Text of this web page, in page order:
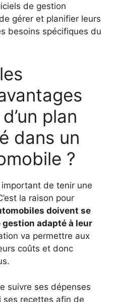
de gestion
gérer et planifier leurs
besoins spécifiques du
plan
dans un
?
de tenir une
la raison pour
doivent se
gestion adapté à leur
va permettre aux
coûts et donc
suivre ses dépenses
ses recettes afin de